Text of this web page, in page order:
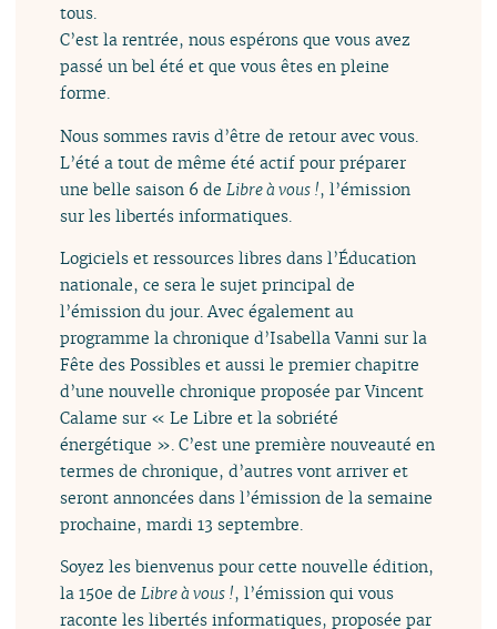
tous.
C’est la rentrée, nous espérons que vous avez
passé un bel été et que vous êtes en pleine
forme.
Nous sommes ravis d’être de retour avec vous.
L’été a tout de même été actif pour préparer
une belle saison 6 de Libre à vous !, l’émission
sur les libertés informatiques.
Logiciels et ressources libres dans l’Éducation
nationale, ce sera le sujet principal de
l’émission du jour. Avec également au
programme la chronique d’Isabella Vanni sur la
Fête des Possibles et aussi le premier chapitre
d’une nouvelle chronique proposée par Vincent
Calame sur « Le Libre et la sobriété
énergétique ». C’est une première nouveauté en
termes de chronique, d’autres vont arriver et
seront annoncées dans l’émission de la semaine
prochaine, mardi 13 septembre.
Soyez les bienvenus pour cette nouvelle édition,
la 150e deLibre à vous !, l’émission qui vous
raconte les libertés informatiques, proposée par